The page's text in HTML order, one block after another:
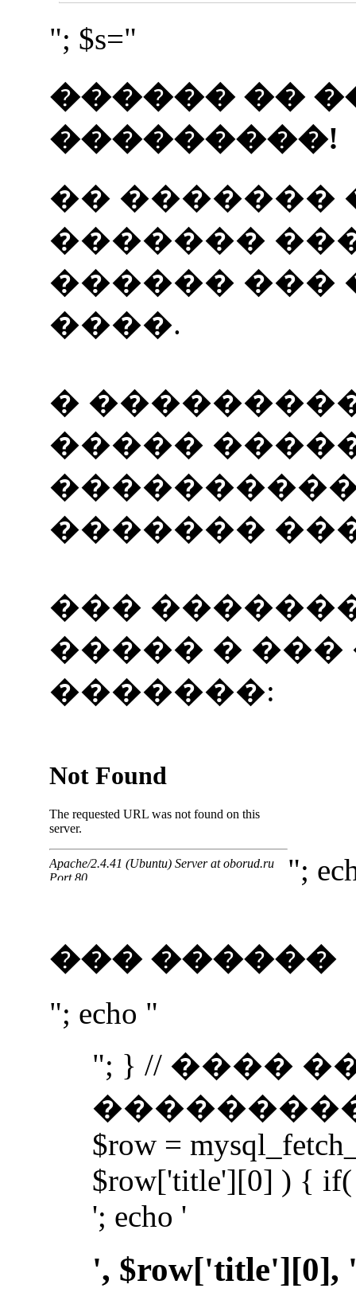
"; $s="
������ ��
���������!
�� �������
�������
������ ���
����.
�
�����
�������
���
����� �
�������:
";
��� ������
"; echo "
"; } // ����
���������
$row =
$row['title'][0] ) { if(
'; echo '
', $row['title'][0],